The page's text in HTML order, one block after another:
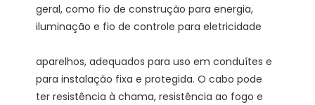
geral, como fio de construção para energia,
aparelhos, adequados para uso em conduítes e
para instalação fixa e protegida. O cabo pode
ter resistência à chama, resistência ao fogo e